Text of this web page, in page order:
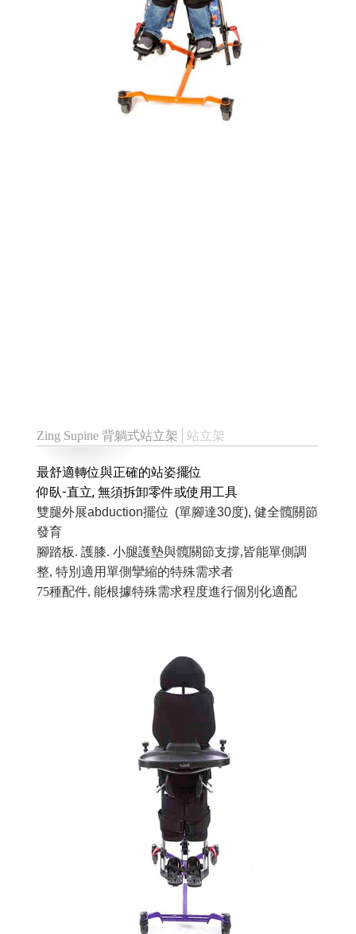
Zing Supine 背躺式站立架 │站立架
最舒適轉位與正確的站姿擺位
仰臥-直立, 無須拆卸零件或使用工具
雙腿外展abduction擺位 (單腳達30度), 健全髖關節
發育
腳踏板. 護膝. 小腿護墊與髖關節支撐,皆能單側調
整, 特別適用單側攣縮的特殊需求者
75種配件, 能根據特殊需求程度進行個別化適配